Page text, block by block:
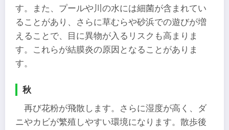
す。​また、プールや川の水には細菌が含まれてい
ることがあり、さらに草むらや砂浜での遊びが増
えることで、目に異物が入るリスクも高まりま
す。​これらが結膜炎の原因となることがありま
す。​
秋
再び花粉が飛散します。さらに湿度が高く、ダ
ニやカビが繁殖しやすい環境になります。散歩後